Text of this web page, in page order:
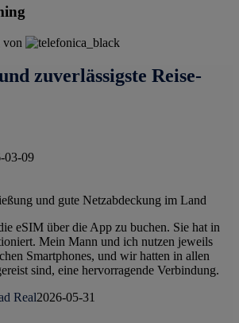
von
zuverlässigste Reise-
03-09
und gute Netzabdeckung im Land
eSIM über die App zu buchen. Sie hat in
Mein Mann und ich nutzen jeweils
Smartphones, und wir hatten in allen
sind, eine hervorragende Verbindung.
Real2026-05-31